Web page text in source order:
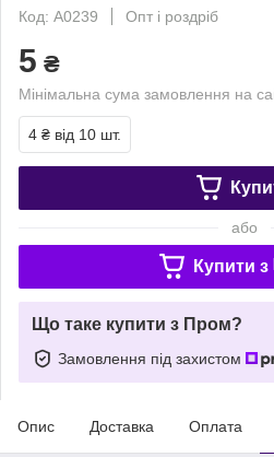
Код: A0239
Опт і роздріб
5 ₴
Мінімальна сума замовлення на
4 ₴ від 10 шт.
або
Купити з
Що таке купити з Пром?
Замовлення під захистом
Опис Доставка Оплата